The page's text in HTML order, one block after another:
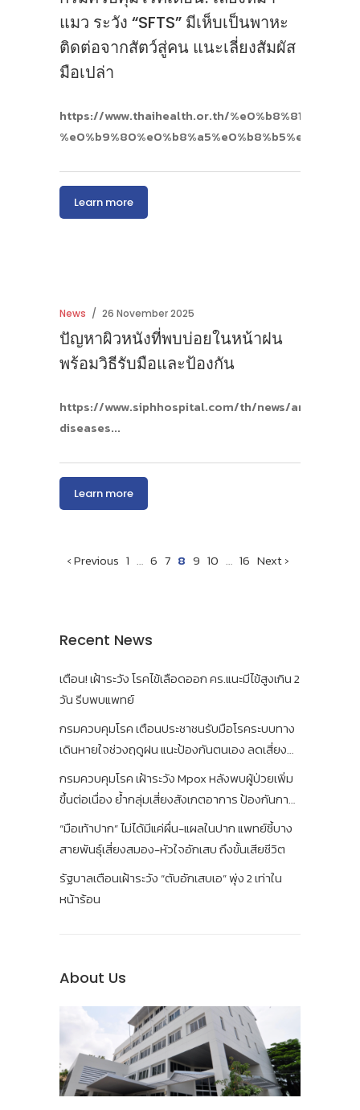
แมว ระวัง “SFTS” มีเห็บเป็นพาหะ
ติดต่อจากสัตว์สู่คน แนะเลี่ยงสัมผัส
มือเปล่า
https://www.thaihealth.or.th/
Learn more
News 26 November 2025
ปัญหาผิวหนังที่พบบ่อยในหน้าฝน
พร้อมวิธีรับมือและป้องกัน
https://www.siphhospital.com/th/news/article/
diseases
Learn more
‹ Previous 1 … 6 7 8 9 10 … 16 Next ›
Recent News
เตือน! เฝ้าระวัง โรคไข้เลือดออก คร.แนะมีไข้สูงเกิน 2
วัน รีบพบแพทย์
กรมควบคุมโรค เตือนประชาชนรับมือโรคระบบทาง
เดินหายใจช่วงฤดูฝน แนะป้องกันตนเอง ลดเสี่ยง
กรมควบคุมโรค เฝ้าระวัง Mpox หลังพบผู้ป่วยเพิ่ม
ขึ้นต่อเนื่อง ย้ำกลุ่มเสี่ยงสังเกตอาการ ป้องกันการ
แพร่เชื้อ
“มือเท้าปาก” ไม่ได้มีแค่ผื่น-แผลในปาก แพทย์ชี้บาง
สายพันธุ์เสี่ยงสมอง-หัวใจอักเสบ ถึงขั้นเสียชีวิต
รัฐบาลเตือนเฝ้าระวัง “ตับอักเสบเอ” พุ่ง 2 เท่าใน
หน้าร้อน
About Us